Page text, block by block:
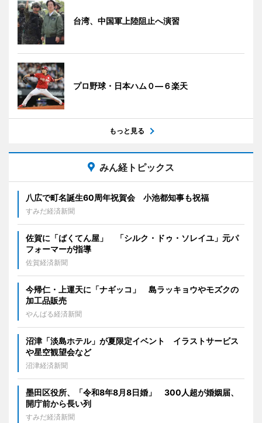
台湾、中国軍上陸阻止へ演習
プロ野球・日本ハム０―６楽天
もっと見る
みん経トピックス
八広で町名誕生60周年祝賀会 小池都知事も祝福
すみだ経済新聞
佐賀に「ばくてん屋」 「シルク・ドゥ・ソレイユ」元パ
フォーマーが指導
佐賀経済新聞
今帰仁・上運天に「ナギッコ」 島ラッキョウやモズクの
加工品販売
やんばる経済新聞
沼津「淡島ホテル」が夏限定イベント イラストサービス
や星空観望会など
沼津経済新聞
墨田区役所、「令和8年8月8日婚」 300人超が婚姻届、
開庁前から長い列
すみだ経済新聞